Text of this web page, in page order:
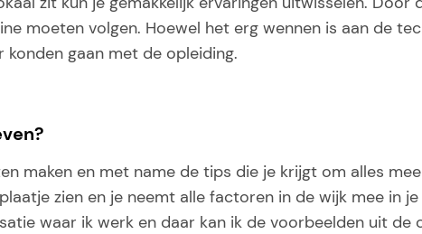
moeten volgen. Hoewel het erg wennen is aan de
gaan met de opleiding.
maken en met name de tips die je krijgt om alles
zien en je neemt alle factoren in de wijk mee in je
waar ik werk en daar kan ik de voorbeelden uit de